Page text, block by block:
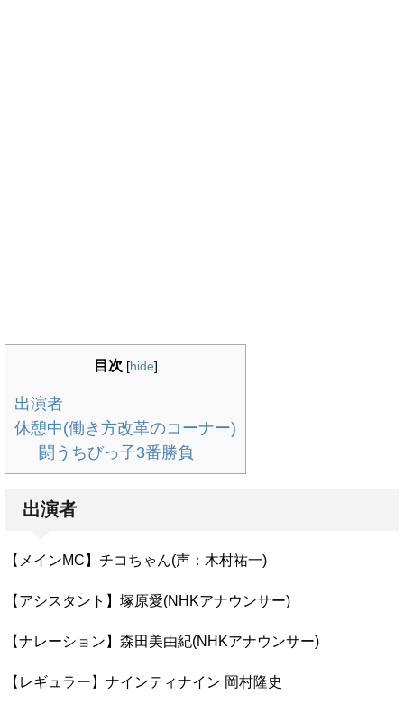
目次 [hide]
出演者
休憩中(働き方改革のコーナー)
闘うちびっ子3番勝負
出演者
【メインMC】チコちゃん(声：木村祐一)
【アシスタント】塚原愛(NHKアナウンサー)
【ナレーション】森田美由紀(NHKアナウンサー)
【レギュラー】ナインティナイン 岡村隆史